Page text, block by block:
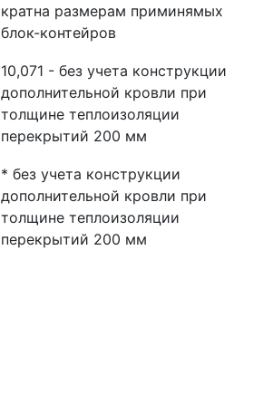
кратна размерам приминямых
блок-контейров
10,071 - без учета конструкции
дополнительной кровли при
толщине теплоизоляции
перекрытий 200 мм
* без учета конструкции
дополнительной кровли при
толщине теплоизоляции
перекрытий 200 мм